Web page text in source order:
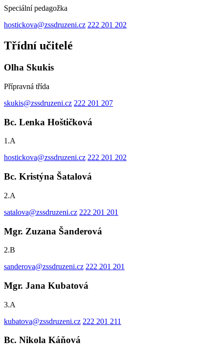
Speciální pedagožka
hostickova@zssdruzeni.cz 222 201 202
Třídní učitelé
Olha Skukis
Přípravná třída
skukis@zssdruzeni.cz 222 201 207
Bc. Lenka Hoštičková
1.A
hostickova@zssdruzeni.cz 222 201 202
Bc. Kristýna Šatalová
2.A
satalova@zssdruzeni.cz 222 201 201
Mgr. Zuzana Šanderová
2.B
sanderova@zssdruzeni.cz 222 201 201
Mgr. Jana Kubatová
3.A
kubatova@zssdruzeni.cz 222 201 211
Bc. Nikola Káňová